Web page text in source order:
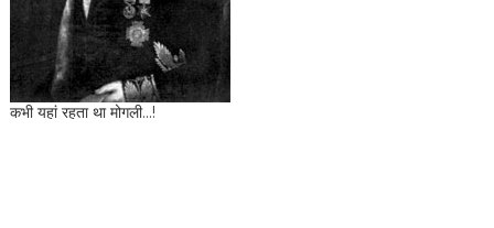
कभी यहां रहता था मोगली...!